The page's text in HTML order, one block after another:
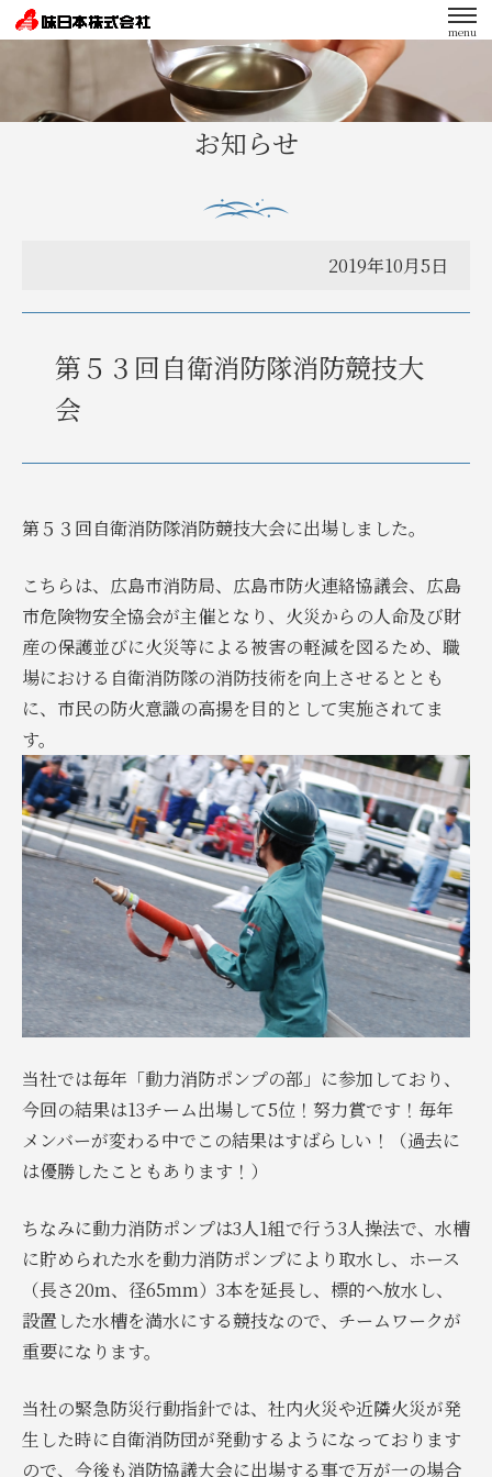
menu
お知らせ
2019年10月5日
第５３回自衛消防隊消防競技大
会
第５３回自衛消防隊消防競技大会に出場しました。
こちらは、広島市消防局、広島市防火連絡協議会、広島
市危険物安全協会が主催となり、火災からの人命及び財
産の保護並びに火災等による被害の軽減を図るため、職
場における自衛消防隊の消防技術を向上させるととも
に、市民の防火意識の高揚を目的として実施されてま
す。
当社では毎年「動力消防ポンプの部」に参加しており、
今回の結果は13チーム出場して5位！努力賞です！毎年
メンバーが変わる中でこの結果はすばらしい！（過去に
は優勝したこともあります！）
ちなみに動力消防ポンプは3人1組で行う3人操法で、水槽
に貯められた水を動力消防ポンプにより取水し、ホース
（長さ20m、径65mm）3本を延長し、標的へ放水し、
設置した水槽を満水にする競技なので、チームワークが
重要になります。
当社の緊急防災行動指針では、社内火災や近隣火災が発
生した時に自衛消防団が発動するようになっております
ので、今後も消防協議大会に出場する事で万が一の場合